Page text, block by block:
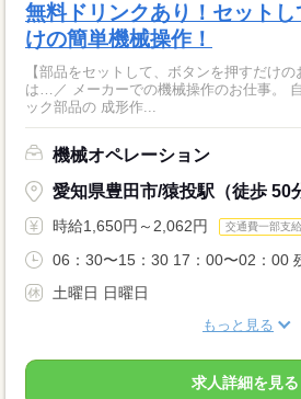
無料ドリンクあり！セット
けの簡単機械操作！
【部品をセットして、ボタンを押すだけのお仕事！
は…／ メーカーでの機械操作のお仕事。
ック部品の 成形作...
機械オペレーション
愛知県豊田市/猿投駅（徒歩 50
時給1,650円～2,062円 交通費一部支給
06：30〜15：30 17：00〜02：00
土曜日 日曜日
もっと見る
求人詳細を見る